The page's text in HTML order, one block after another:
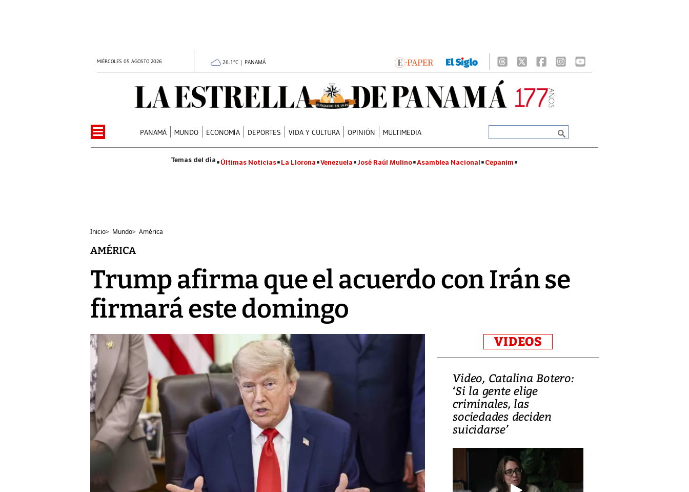
MIÉRCOLES 05 AGOSTO 2026 26.1°C | PANAMÁ
PANAMÁ MUNDO ECONOMÍA DEPORTES VIDA Y CULTURA OPINIÓN MULTIMEDIA
Últimas Noticias La Llorona Venezuela José Raúl Mulino Asamblea Nacional Cepanim
Inicio> Mundo> América
AMÉRICA
Trump afirma que el acuerdo con Irán se
firmará este domingo
VIDEOS
Video, Japón: Terremoto
deja heridos y graves
daños en Kumamoto
Video, Catalina Botero:
‘Si la gente elige
criminales, las
sociedades deciden
suicidarse’